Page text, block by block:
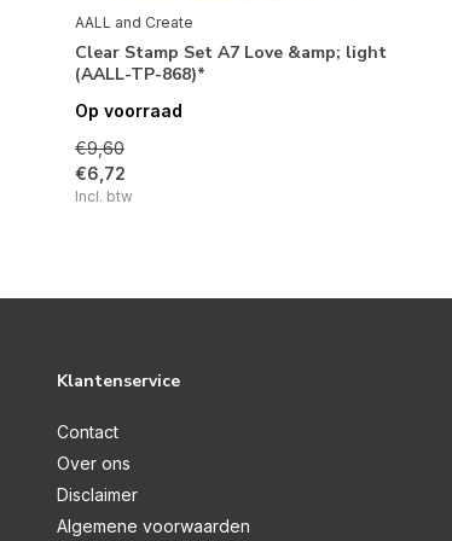
AALL and Create
Clear Stamp Set A7 Love &amp; light
(AALL-TP-868)*
Op voorraad
€9,60
€6,72
Incl. btw
Klantenservice
Contact
Over ons
Disclaimer
Algemene voorwaarden